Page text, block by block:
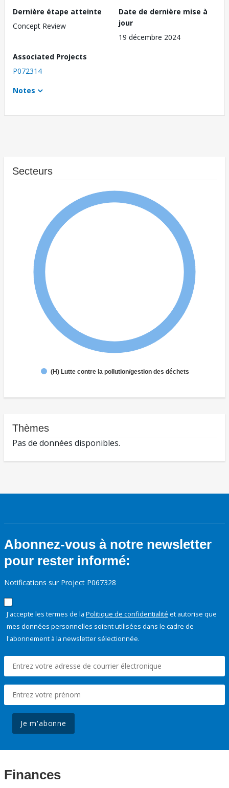
Dernière étape atteinte
Concept Review
Date de dernière mise à
jour
19 décembre 2024
Associated Projects
P072314
Notes
Secteurs
(H) Lutte contre la pollution/gestion des déchets
Thèmes
Pas de données disponibles.
Abonnez-vous à notre newsletter
pour rester informé:
Notifications sur Project P067328
J'accepte les termes de la Politique de confidentialité et autorise que
mes données personnelles soient utilisées dans le cadre de
l'abonnement à la newsletter sélectionnée.
Je m'abonne
Finances